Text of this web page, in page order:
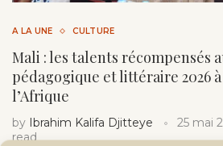
A LA UNE CULTURE
Mali : les talents récompensés
pédagogique et littéraire 2026
l’Afrique
by Ibrahim Kalifa Djitteye 25 mai
read